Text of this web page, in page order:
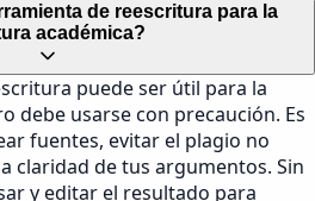
de reescritura para la
académica?
puede ser útil para la
debe usarse con precaución. Es
fuentes, evitar el plagio no
claridad de tus argumentos. Sin
y editar el resultado para